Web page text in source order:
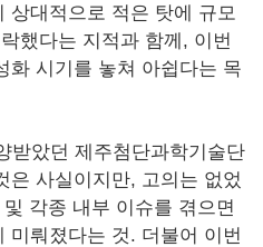
상대적으로 적은 탓에 규모
했다는 지적과 함께, 이번
화 시기를 놓쳐 아쉽다는 목
받았던 제주첨단과학기술단
은 사실이지만, 고의는 없었
각종 내부 이슈를 겪으면
미뤄졌다는 것. 더불어 이번